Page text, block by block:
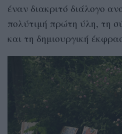
έναν διακριτό διάλογο
πολύτιμή πρώτη ύλη, τη
και τη δημιουργική